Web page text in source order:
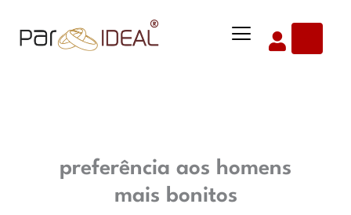
para
Menu
preferência aos homens
mais bonitos